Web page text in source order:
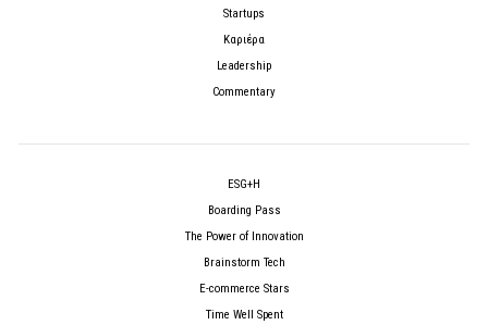
Startups
Καριέρα
Leadership
Commentary
ESG+H
Boarding Pass
The Power of Innovation
Brainstorm Tech
E-commerce Stars
Time Well Spent